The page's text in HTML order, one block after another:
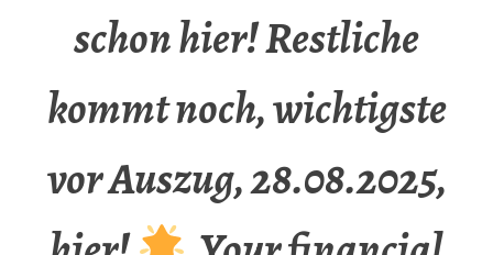
schon hier! Restliche
kommt noch, wichtigste
vor Auszug, 28.08.2025,